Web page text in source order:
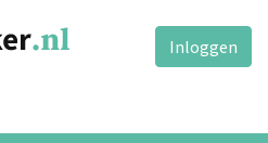
Inloggen